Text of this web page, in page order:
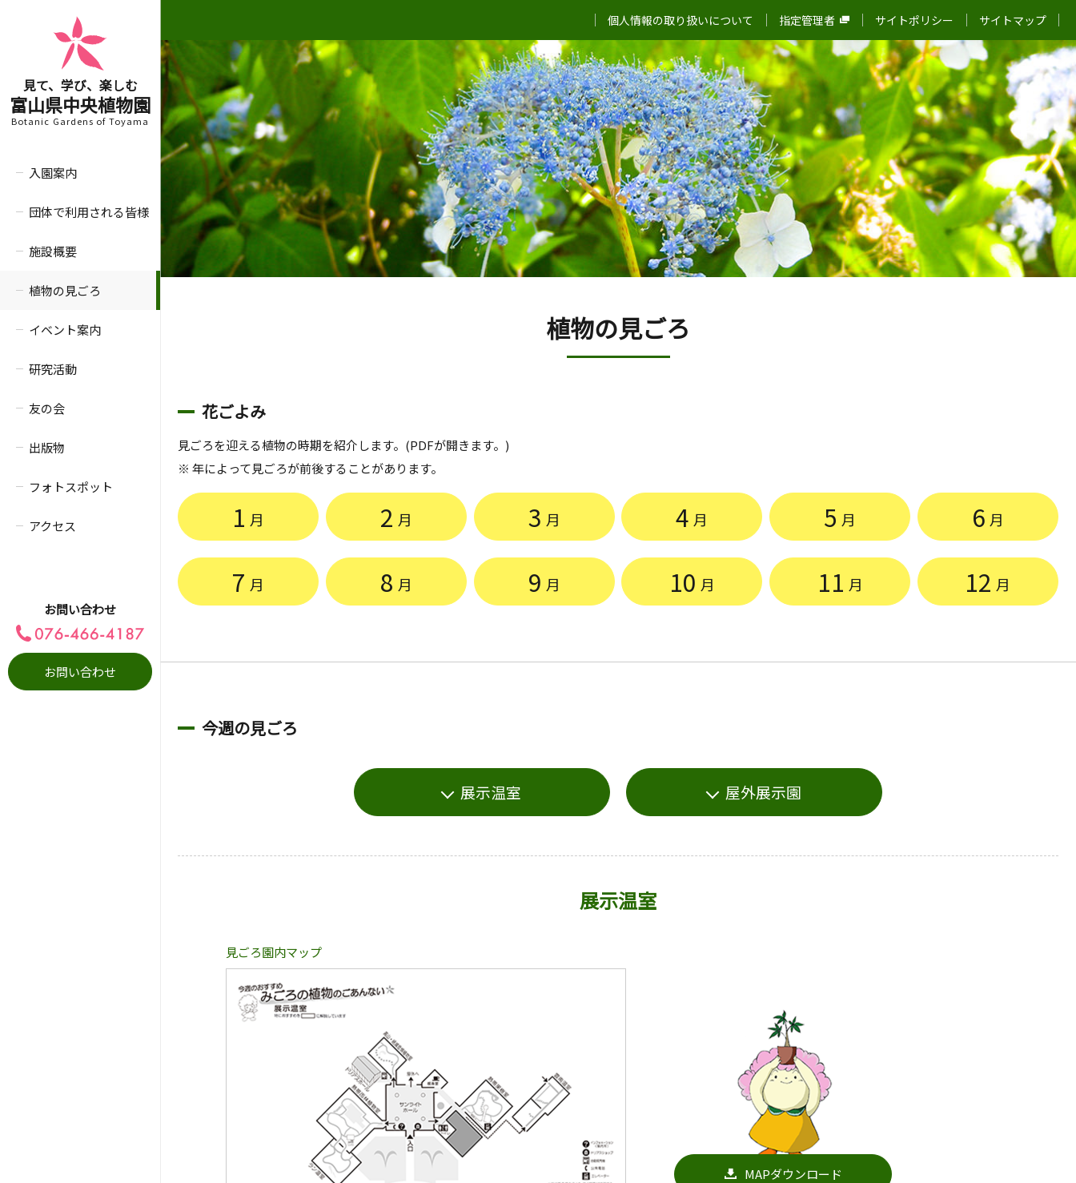
見て、学び、楽しむ
富山県中央植物園
Botanic Gardens of Toyama
入園案内
団体で利用される皆様
施設概要
植物の見ごろ
イベント案内
研究活動
友の会
出版物
フォトスポット
アクセス
お問い合わせ
お問い合わせ
個人情報の取り扱いについて 指定管理者 サイトポリシー サイトマップ
植物の見ごろ
花ごよみ
見ごろを迎える植物の時期を紹介します。(PDFが開きます。)
※ 年によって見ごろが前後することがあります。
1 月 2 月 3 月 4 月 5 月 6 月
7 月 8 月 9 月 10 月 11 月 12 月
今週の見ごろ
展示温室 屋外展示園
展示温室
見ごろ園内マップ
MAPダウンロード